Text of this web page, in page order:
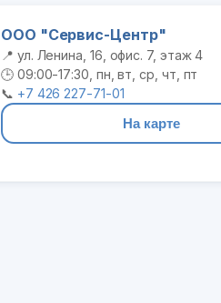
ООО "Сервис-Центр"
📍 ул. Ленина, 16, офис. 7, этаж 4
🕒 09:00-17:30, пн, вт, ср, чт, пт
📞 +7 426 227-71-01
На карте